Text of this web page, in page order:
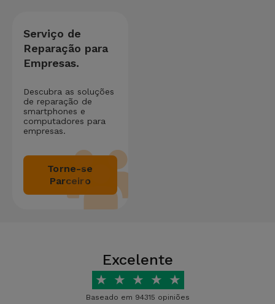
Serviço de
Reparação para
Empresas.
Descubra as soluções
de reparação de
smartphones e
computadores para
empresas.
Torne-se
Parceiro
Excelente
★ ★ ★ ★ ★
Baseado em 94315 opiniões